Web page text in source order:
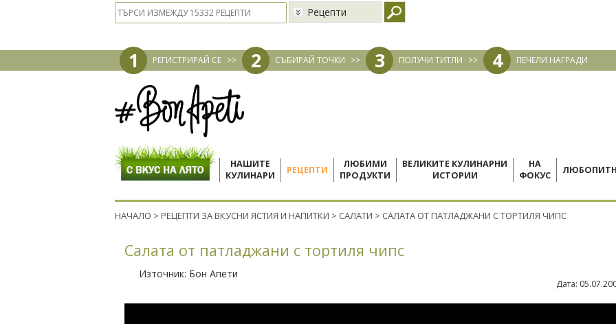
Рецепти
1 РЕГИСТРИРАЙ СЕ >> 2 СЪБИРАЙ ТОЧКИ >> 3 ПОЛУЧИ ТИТЛИ >> 4 ПЕЧЕЛИ НАГРАДИ
НАШИТЕ
КУЛИНАРИ
РЕЦЕПТИ
ЛЮБИМИ
ПРОДУКТИ
ВЕЛИКИТЕ КУЛИНАРНИ
ИСТОРИИ
НА
ФОКУС
НАЧАЛО > РЕЦЕПТИ ЗА ВКУСНИ ЯСТИЯ И НАПИТКИ > САЛАТИ > САЛАТА ОТ ПАТЛАДЖАНИ С ТОРТИЛЯ ЧИПС
Салата от патладжани с тортиля чипс
Източник: Бон Апети
Дата: